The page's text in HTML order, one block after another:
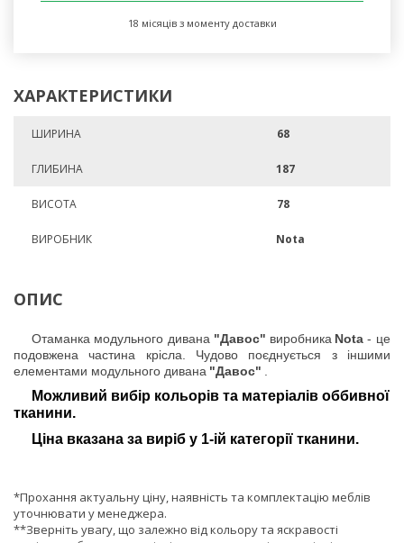
18 місяців з моменту доставки
ХАРАКТЕРИСТИКИ
ШИРИНА 68
ГЛИБИНА 187
ВИСОТА 78
ВИРОБНИК Nota
ОПИС
Отаманка модульного дивана "Давос" виробника Nota - це
подовжена частина крісла. Чудово поєднується з іншими
елементами модульного дивана "Давос"
Можливий вибір кольорів та матеріалів оббивної
тканини.
Ціна вказана за виріб у 1-ій категорії тканини.
*Прохання актуальну ціну, наявність та комплектацію меблів
уточнювати у менеджера.
**Зверніть увагу, що залежно від кольору та яскравості